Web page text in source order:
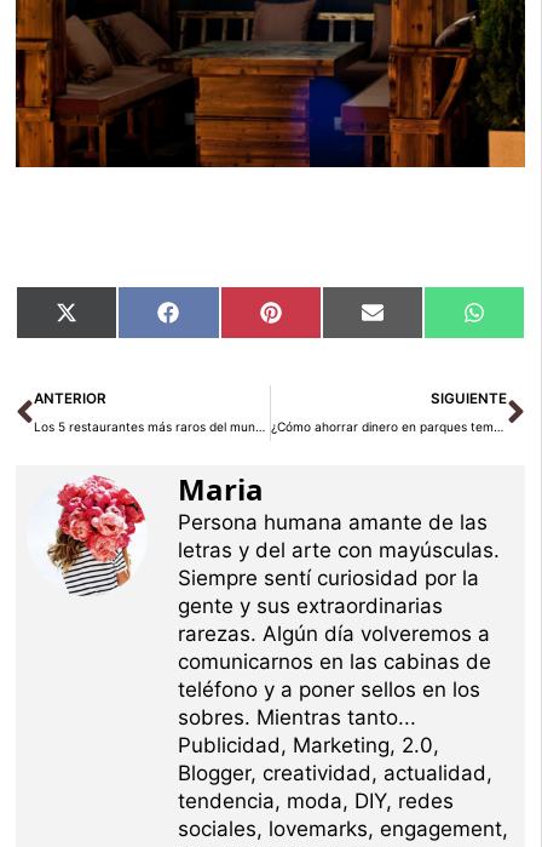
Compartir
en
X
(Twitter)
Compartir
en
Facebook Compartir
en
Pinterest Compartir
en
Email
en
Ant
ANTERIOR
Los 5 restaurantes más raros del mundo
SIGUIENTE
¿Cómo ahorrar dinero en parques temáticos este verano?
Maria
Persona humana amante de las
letras y del arte con mayúsculas.
Siempre sentí curiosidad por la
gente y sus extraordinarias
rarezas. Algún día volveremos a
comunicarnos en las cabinas de
teléfono y a poner sellos en los
sobres. Mientras tanto...
Publicidad, Marketing, 2.0,
Blogger, creatividad, actualidad,
tendencia, moda, DIY, redes
sociales, lovemarks, engagement,